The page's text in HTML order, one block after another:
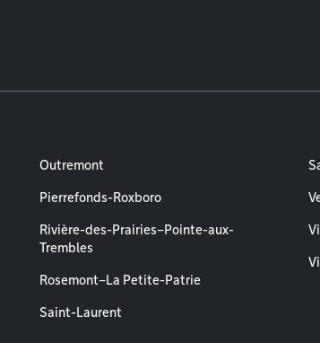
Outremont
Pierrefonds-Roxboro
Rivière-des-Prairies–Pointe-aux-
Trembles
Rosemont–La Petite-Patrie
Saint-Laurent